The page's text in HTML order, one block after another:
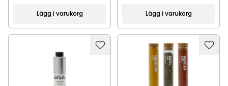
Lägg i varukorg Lägg i varukorg